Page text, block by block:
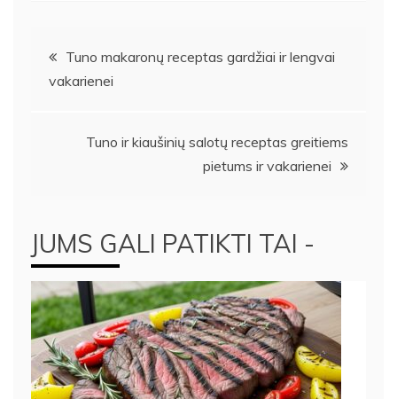
Navigacija
tarp
Tuno makaronų receptas gardžiai ir lengvai
vakarienei
Tuno ir kiaušinių salotų receptas greitiems
pietums ir vakarienei
JUMS GALI PATIKTI TAI -